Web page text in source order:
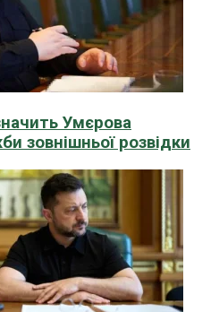
Умєрова
зовнішньої розвідки